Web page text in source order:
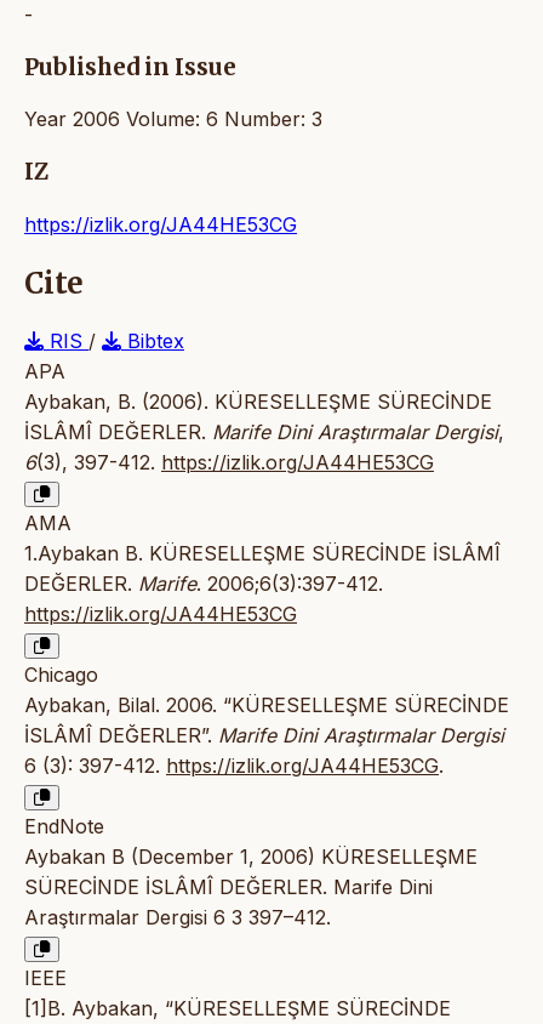
-
Published in Issue
Year 2006 Volume: 6 Number: 3
IZ
https://izlik.org/JA44HE53CG
Cite
RIS /
Bibtex
APA
Aybakan, B. (2006). KÜRESELLEŞME SÜRECİNDE
İSLÂMÎ DEĞERLER. Marife Dini Araştırmalar Dergisi,
6(3), 397-412. https://izlik.org/JA44HE53CG
AMA
1.Aybakan B. KÜRESELLEŞME SÜRECİNDE İSLÂMÎ
DEĞERLER. Marife. 2006;6(3):397-412.
https://izlik.org/JA44HE53CG
Chicago
Aybakan, Bilal. 2006. “KÜRESELLEŞME SÜRECİNDE
İSLÂMÎ DEĞERLER”. Marife Dini Araştırmalar Dergisi
6 (3): 397-412. https://izlik.org/JA44HE53CG.
EndNote
Aybakan B (December 1, 2006) KÜRESELLEŞME
SÜRECİNDE İSLÂMÎ DEĞERLER. Marife Dini
Araştırmalar Dergisi 6 3 397–412.
IEEE
[1]B. Aybakan, “KÜRESELLEŞME SÜRECİNDE